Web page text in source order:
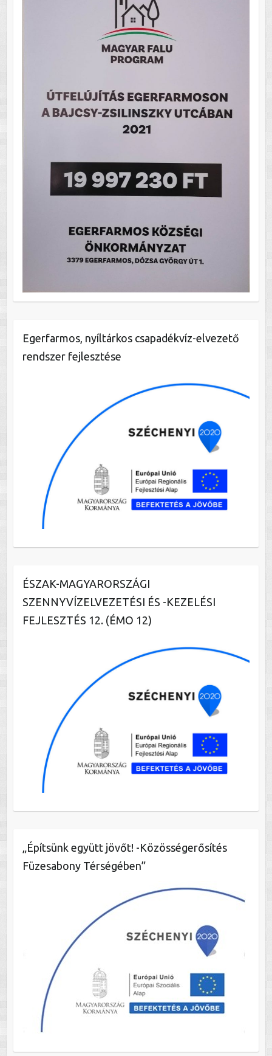
Egerfarmos, nyíltárkos csapadékvíz-elvezető
rendszer fejlesztése
ÉSZAK-MAGYARORSZÁGI
SZENNYVÍZELVEZETÉSI ÉS -KEZELÉSI
FEJLESZTÉS 12. (ÉMO 12)
„Építsünk együtt jövőt! -Közösségerősítés
Füzesabony Térségében”